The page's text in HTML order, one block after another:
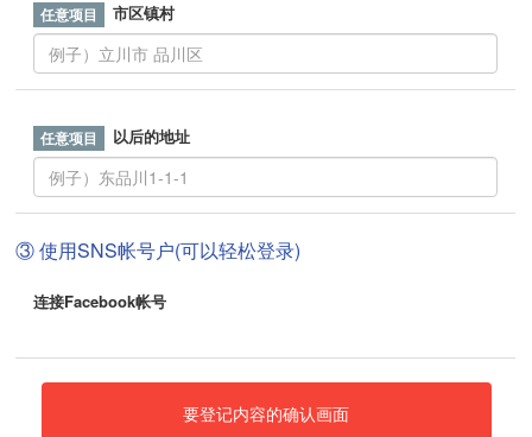
市区镇村
以后的地址
③ 使用SNS帐号户(可以轻松登录)
连接Facebook帐号